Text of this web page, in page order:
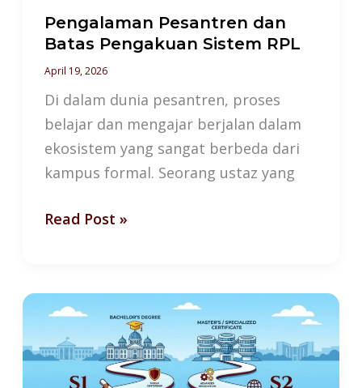
Pengalaman Pesantren dan
Batas Pengakuan Sistem RPL
April 19, 2026
Di dalam dunia pesantren, proses
belajar dan mengajar berjalan dalam
ekosistem yang sangat berbeda dari
kampus formal. Seorang ustaz yang
Read Post »
RPL
dan
RPL